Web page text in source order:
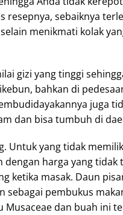
resepnya, sebaiknya
menikmati kolak
gizi yang tinggi
bahkan di
juga
dan bisa tumbuh di
Untuk yang tidak
harga yang tidak
ketika masak. Daun
sebagai pembukus
dan buah ini